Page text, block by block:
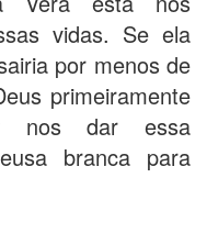
vidas. Se ela
por menos de
primeiramente
nos dar essa
branca para